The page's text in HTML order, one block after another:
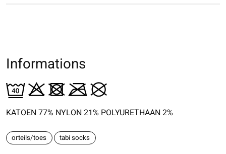
Informations
KATOEN 77% NYLON 21% POLYURETHAAN 2%
orteils/toes tabi socks